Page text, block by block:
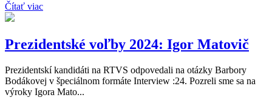
Čítať viac
Prezidentské voľby 2024: Igor Matovič
Prezidentskí kandidáti na RTVS odpovedali na otázky Barbory
Bodákovej v špeciálnom formáte Interview :24. Pozreli sme sa na
výroky Igora Mato...